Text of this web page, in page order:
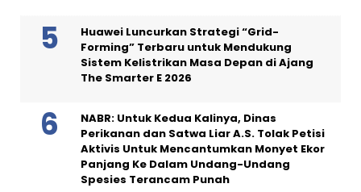
Huawei Luncurkan Strategi “Grid-
Forming” Terbaru untuk Mendukung
Sistem Kelistrikan Masa Depan di Ajang
The Smarter E 2026
NABR: Untuk Kedua Kalinya, Dinas
Perikanan dan Satwa Liar A.S. Tolak Petisi
Aktivis Untuk Mencantumkan Monyet Ekor
Panjang Ke Dalam Undang-Undang
Spesies Terancam Punah